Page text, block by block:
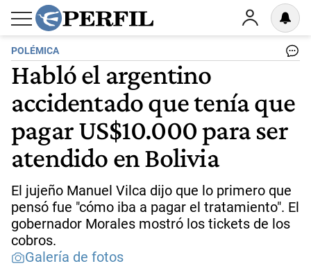
POLÉMICA
Habló el argentino
accidentado que tenía que
pagar US$10.000 para ser
atendido en Bolivia
El jujeño Manuel Vilca dijo que lo primero que
pensó fue "cómo iba a pagar el tratamiento". El
gobernador Morales mostró los tickets de los
cobros.
Galería de fotos